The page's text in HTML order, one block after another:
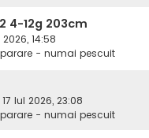
4-12g 203cm
2026, 14:58
- numai pescuit
17 Iul 2026, 23:08
- numai pescuit